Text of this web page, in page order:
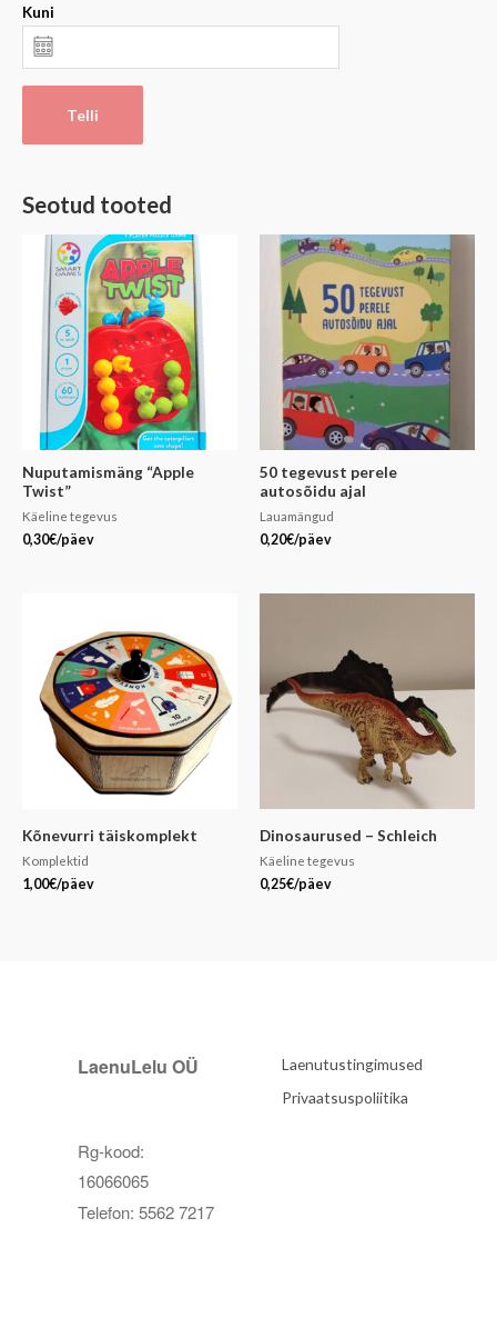
Kuni
Telli
Seotud tooted
Nuputamismäng “Apple
Twist”
Käeline tegevus
0,30€/päev
50 tegevust perele
autosõidu ajal
Lauamängud
0,20€/päev
Kõnevurri täiskomplekt
Komplektid
1,00€/päev
Dinosaurused – Schleich
Käeline tegevus
0,25€/päev
LaenuLelu OÜ
Rg-kood:
16066065
Telefon: 5562 7217
Laenutustingimused
Privaatsuspoliitika